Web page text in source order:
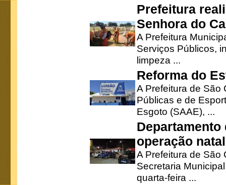
Prefeitura
Senhora do
A Prefeitura
Serviços Públicos,
limpeza ...
Reforma do
A Prefeitura de São
Públicas e de
Esgoto (SAAE), ...
operação
A Prefeitura de São
Secretaria
quarta-feira ...